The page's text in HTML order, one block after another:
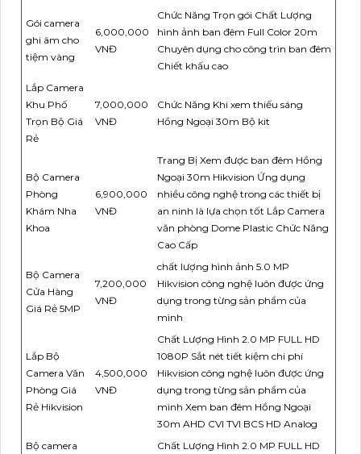
Gói camera
ghi âm cho
tiệm vàng
6,000,000
VNĐ
Chức Năng Trọn gói Chất Lượng
hình ảnh ban đêm Full Color 20m
Chuyên dụng cho công trìn ban đêm
Chiết khấu cao
Lắp Camera
Khu Phố
Trọn Bộ Giá
Rẻ
7,000,000
VNĐ
Chức Năng Khi xem thiếu sáng
Hồng Ngoại 30m Bộ kit
Bộ Camera
Phòng
Khám Nha
Khoa
6,900,000
VNĐ
Trang Bị Xem được ban đêm Hồng
Ngoại 30m Hikvision Ứng dụng
nhiều công nghệ trong các thiết bị
an ninh là lựa chọn tốt Lắp Camera
văn phòng Dome Plastic Chức Năng
Cao Cấp
Bộ Camera
Cửa Hàng
Giá Rẻ 5MP
7,200,000
VNĐ
chất lượng hình ảnh 5.0 MP
Hikvision công nghệ luôn được ứng
dụng trong từng sản phẩm của
mình
Lắp Bộ
Camera Văn
Phòng Giá
Rẻ Hikvision
4,500,000
VNĐ
Chất Lượng Hình 2.0 MP FULL HD
1080P Sắt nét tiết kiệm chi phí
Hikvision công nghệ luôn được ứng
dụng trong từng sản phẩm của
mình Xem ban đêm Hồng Ngoại
30m AHD CVI TVI BCS HD Analog
Bộ camera
Chất Lượng Hình 2.0 MP FULL HD